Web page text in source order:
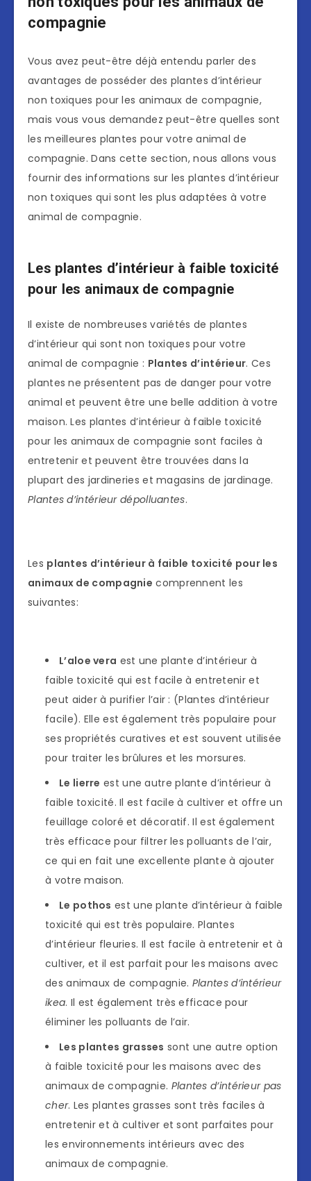
compagnie
Vous avez peut-être déjà entendu parler des
avantages de posséder des plantes d’intérieur
non toxiques pour les animaux de compagnie,
mais vous vous demandez peut-être quelles sont
les meilleures plantes pour votre animal de
compagnie. Dans cette section, nous allons vous
fournir des informations sur les plantes d’intérieur
non toxiques qui sont les plus adaptées à votre
animal de compagnie.
Les plantes d’intérieur à faible toxicité
pour les animaux de compagnie
Il existe de nombreuses variétés de plantes
d’intérieur qui sont non toxiques pour votre
animal de compagnie : Plantes d’intérieur. Ces
plantes ne présentent pas de danger pour votre
animal et peuvent être une belle addition à votre
maison. Les plantes d’intérieur à faible toxicité
pour les animaux de compagnie sont faciles à
entretenir et peuvent être trouvées dans la
plupart des jardineries et magasins de jardinage.
Plantes d’intérieur dépolluantes.
Les plantes d’intérieur à faible toxicité pour les
animaux de compagnie comprennent les
suivantes:
L’aloe vera est une plante d’intérieur à
faible toxicité qui est facile à entretenir et
peut aider à purifier l’air : (Plantes d’intérieur
facile). Elle est également très populaire pour
ses propriétés curatives et est souvent utilisée
pour traiter les brûlures et les morsures.
Le lierre est une autre plante d’intérieur à
faible toxicité. Il est facile à cultiver et offre un
feuillage coloré et décoratif. Il est également
très efficace pour filtrer les polluants de l’air,
ce qui en fait une excellente plante à ajouter
à votre maison.
Le pothos est une plante d’intérieur à faible
toxicité qui est très populaire. Plantes
d’intérieur fleuries. Il est facile à entretenir et à
cultiver, et il est parfait pour les maisons avec
des animaux de compagnie. Plantes d’intérieur
ikea. Il est également très efficace pour
éliminer les polluants de l’air.
Les plantes grasses sont une autre option
à faible toxicité pour les maisons avec des
animaux de compagnie. Plantes d’intérieur pas
cher. Les plantes grasses sont très faciles à
entretenir et à cultiver et sont parfaites pour
les environnements intérieurs avec des
animaux de compagnie.